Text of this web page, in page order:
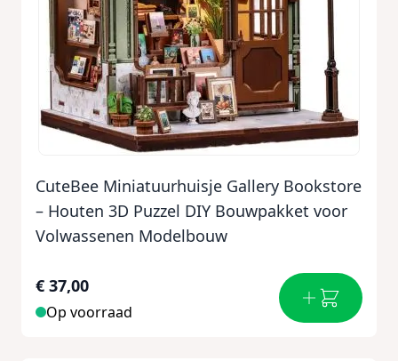
CuteBee Miniatuurhuisje Gallery Bookstore
– Houten 3D Puzzel DIY Bouwpakket voor
Volwassenen Modelbouw
€ 37,00
Op voorraad